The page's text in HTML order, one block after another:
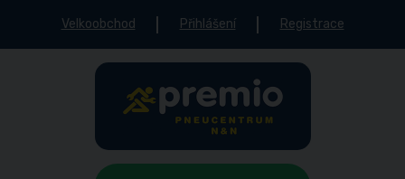
Velkoobchod Přihlášení Registrace